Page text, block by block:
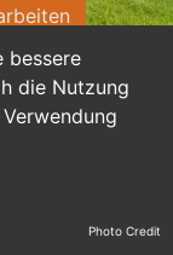
bessere
die Nutzung
Photo Credit